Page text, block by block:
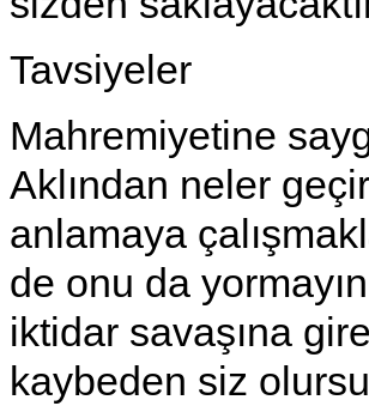
Tavsiyeler
Mahremiyetine
Aklından neler
anlamaya
de onu da
iktidar savaşına
kaybeden siz